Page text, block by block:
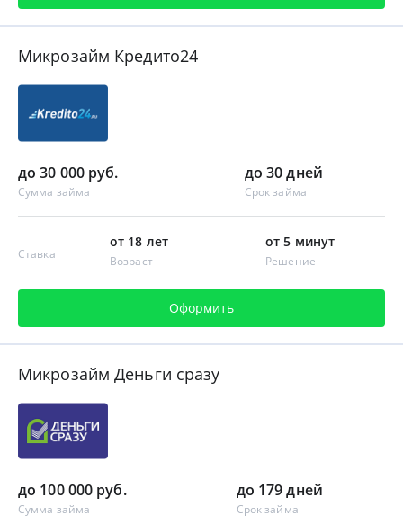
Микрозайм Кредито24
до 30 000 руб.
Сумма займа
до 30 дней
Срок займа
Ставка
от 18 лет
Возраст
от 5 минут
Решение
Оформить
Микрозайм Деньги сразу
до 100 000 руб.
Сумма займа
до 179 дней
Срок займа